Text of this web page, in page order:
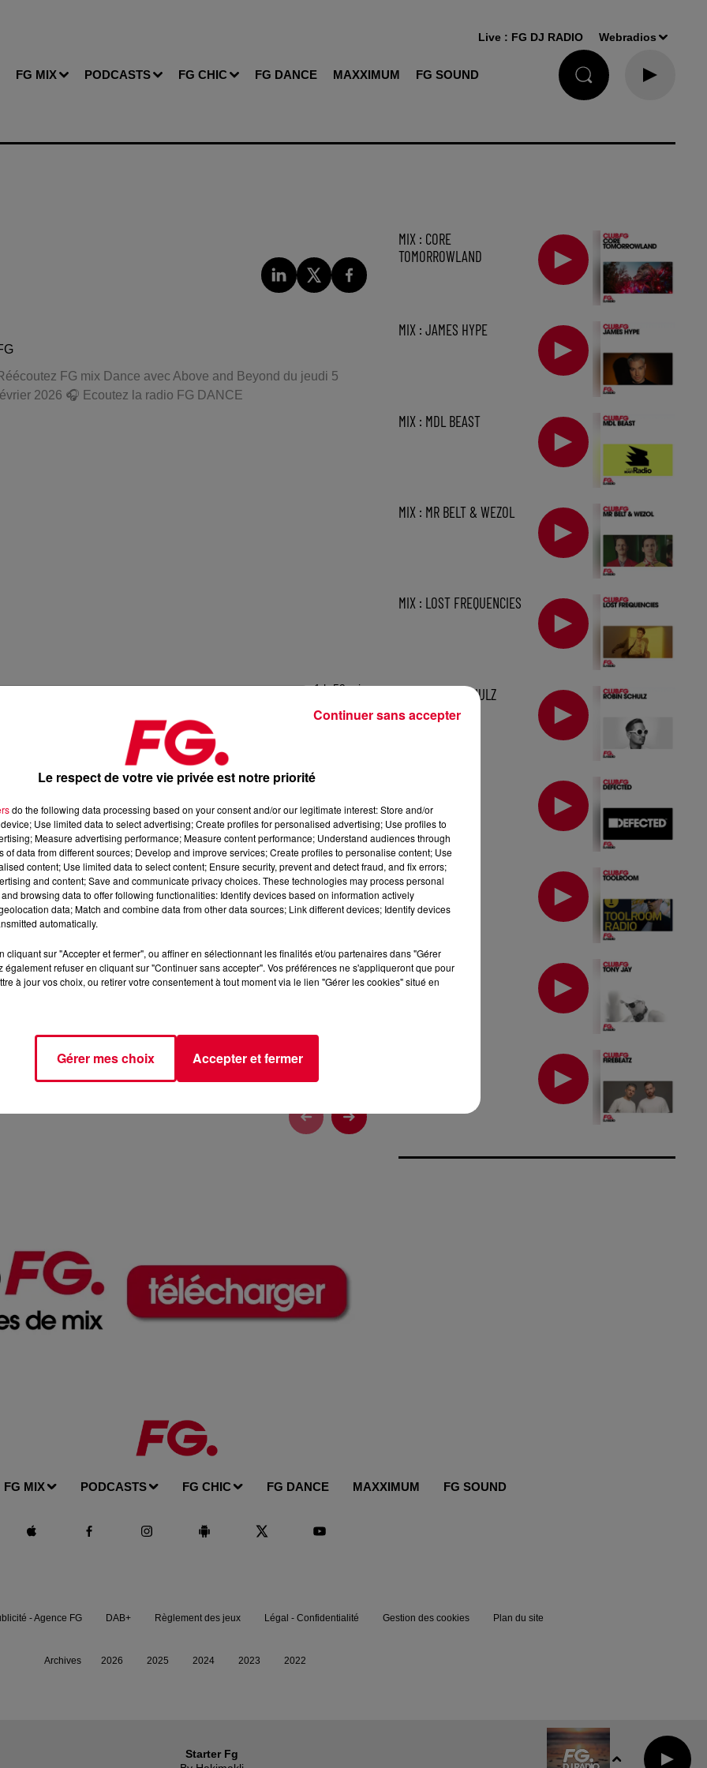
FG MIX PODCASTS FG CHIC FG DANCE MAXXIMUM FG SOUND
Live : FG DJ RADIO Webradios
FG mix Dance avec Above and Beyond du jeudi 5
2026 🎧 Ecoutez la radio FG DANCE
1 h 59 min
5 février 2026
, 📱 et sur l’Application FG (IOShttps://urlz.fr/hhZxGoogle
rave et tech-house
MIX : CORE
TOMORROWLAND
MIX : JAMES HYPE
MIX : MDL BEAST
MIX : MR BELT & WEZOL
MIX : LOST FREQUENCIES
MIX : ROBIN SCHULZ
MIX : TOOLROOM
MIX : TONY JAY
FG MIX PODCASTS FG CHIC FG DANCE MAXXIMUM FG SOUND
Starter Fg
- Agence FG DAB+ Règlement des jeux Légal - Confidentialité Gestion des cookies Plan du site
Archives 2026 2025 2024 2023 2022
Le respect de votre vie privée est notre priorité
do the following data processing based on your consent and/or our legitimate interest: Store and/or
Use limited data to select advertising; Create profiles for personalised advertising; Use profiles to
Measure advertising performance; Measure content performance; Understand audiences through
of data from different sources; Develop and improve services; Create profiles to personalise content; Use
content; Use limited data to select content; Ensure security, prevent and detect fraud, and fix errors;
and content; Save and communicate privacy choices. These technologies may process personal
browsing data to offer following functionalities: Identify devices based on information actively
data; Match and combine data from other data sources; Link different devices; Identify devices
automatically.
cliquant sur "Accepter et fermer", ou affiner en sélectionnant les finalités et/ou partenaires dans "Gérer
également refuser en cliquant sur "Continuer sans accepter". Vos préférences ne s'appliqueront que pour
à jour vos choix, ou retirer votre consentement à tout moment via le lien "Gérer les cookies" situé en
Gérer mes choix Accepter et fermer
Continuer sans accepter